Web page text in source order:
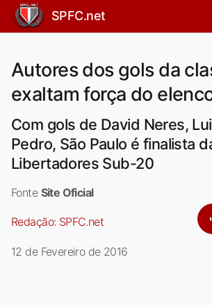
SPFC.net
Autores dos gols da
exaltam força do
Com gols de David Neres,
Pedro, São Paulo é finalista
Libertadores Sub-20
Fonte Site Oficial
Redação: SPFC.net
12 de Fevereiro de 2016